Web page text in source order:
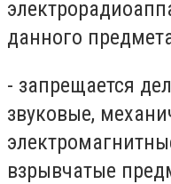
данного
- запрещается
звуковые,
взрывчатые